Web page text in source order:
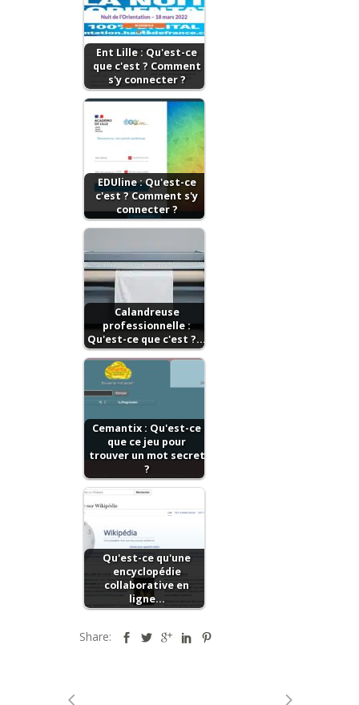
Ent Lille : Qu'est-ce
que c'est ? Comment
s'y connecter ?
EDUline : Qu'est-ce
c'est ? Comment s'y
connecter ?
Calandreuse
professionnelle :
Qu'est-ce que c'est ?…
Cemantix : Qu'est-ce
que ce jeu pour
trоuvеr un mоt ѕесrеt
?
Qu'est-ce qu'une
encyclopédie
collaborative en
ligne…
Share: